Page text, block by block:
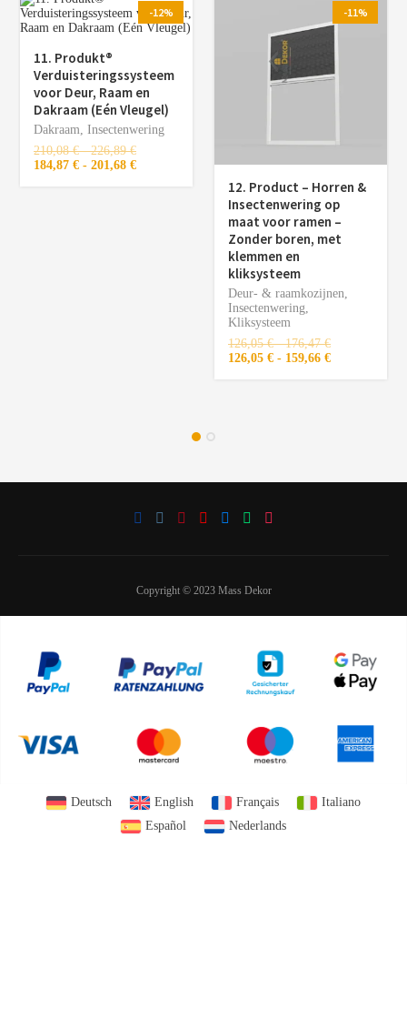
-12%
11. Produkt®️
Verduisteringssysteem
voor Deur, Raam en
Dakraam (Eén Vleugel)
Dakraam, Insectenwering
210,08€ - 226,89€
184,87 € - 201,68 €
-11%
12. Product – Horren &
Insectenwering op
maat voor ramen –
Zonder boren, met
klemmen en
kliksysteem
Deur- & raamkozijnen,
Insectenwering,
Kliksysteem
126,05€ - 176,47€
126,05 € - 159,66 €
Copyright © 2023 Mass Dekor
Deutsch English Français
Italiano
Español
Nederlands